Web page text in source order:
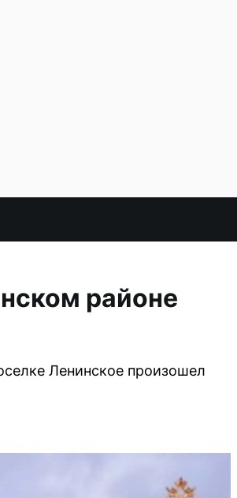
районе
Ленинское произошел